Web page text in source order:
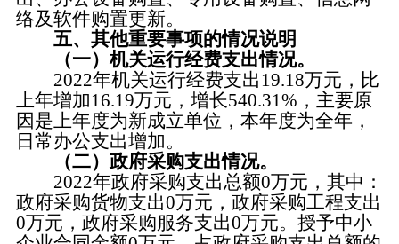
络及软件购置更新。
五、其他重要事项的情况说明
（一）机关运行经费支出情况。
2022年机关运行经费支出19.18万元，比
上年增加16.19万元，增长540.31%，主要原
因是上年度为新成立单位，本年度为全年，
日常办公支出增加。
（二）政府采购支出情况。
2022年政府采购支出总额0万元，其中：
政府采购货物支出0万元，政府采购工程支出
0万元，政府采购服务支出0万元。授予中小